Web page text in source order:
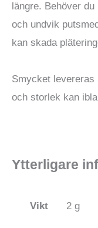
längre. Behöver
och undvik
kan skada
Smycket
och storlek kan
Ytterligare
Vikt 2 g